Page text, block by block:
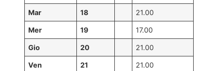
Mar 18 21.00
Mer 19 17.00
Gio 20 21.00
Ven 21 21.00